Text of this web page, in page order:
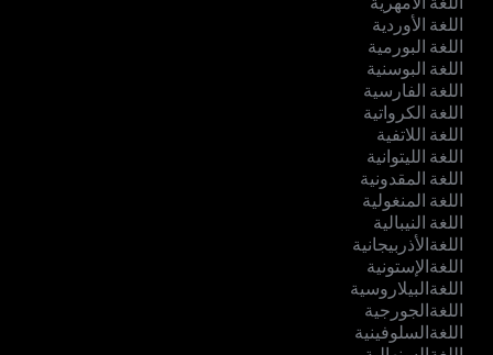
اللغة الأوردية
اللغة البورمية
اللغة البوسنية
اللغة الفارسية
اللغة الكرواتية
اللغة اللاتفية
اللغة الليتوانية
اللغة المقدونية
اللغة المنغولية
اللغة النيبالية
اللغةالأذربيجانية
اللغةالإستونية
اللغةالبيلاروسية
اللغةالجورجية
اللغةالسلوفينية